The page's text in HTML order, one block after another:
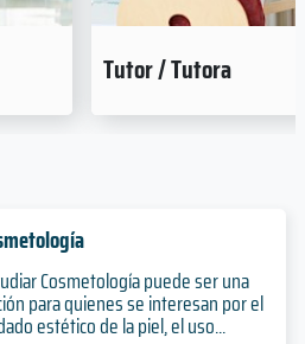
Tutor / Tutora
Cosmetología puede ser una
para quienes se interesan por el
estético de la piel, el uso...